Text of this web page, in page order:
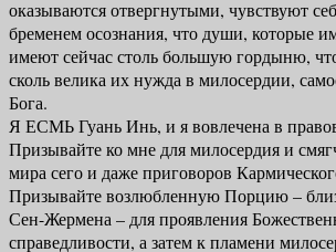
оказываются отвергнутыми, чувствуют
бременем осознания, что души, которые
имеют сейчас столь большую гордыню,
сколь велика их нужда в милосердии,
Бога.
Я ЕСМЬ Гуань Инь, и я вовлечена в
Призывайте ко мне для милосердия и
мира сего и даже приговоров
Призывайте возлюбленную Порцию –
Сен-Жермена – для проявления
справедливости, а затем к пламени